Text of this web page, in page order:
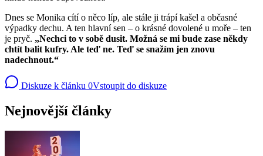
Dnes se Monika cítí o něco líp, ale stále ji trápí kašel a občasné
výpadky dechu. A ten hlavní sen – o krásné dovolené u moře – ten
je pryč. „Nechci to v sobě dusit. Možná se mi bude zase někdy
chtít balit kufry. Ale teď ne. Teď se snažím jen znovu
nadechnout.“
Diskuze k článku 0Vstoupit do diskuze
Nejnovější články